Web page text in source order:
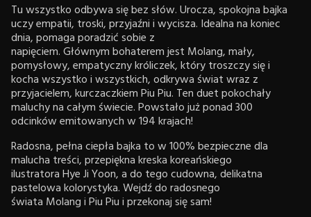
Tu wszystko odbywa się bez słów. Urocza, spokojna bajka
uczy empatii, troski, przyjaźni i wycisza. Idealna na koniec
dnia, pomaga poradzić sobie z
napięciem. Głównym bohaterem jest Molang, mały,
pomysłowy, empatyczny króliczek, który troszczy się i
kocha wszystko i wszystkich, odkrywa świat wraz z
przyjacielem, kurczaczkiem Piu Piu. Ten duet pokochały
maluchy na całym świecie. Powstało już ponad 300
odcinków emitowanych w 194 krajach!
Radosna, pełna ciepła bajka to w 100% bezpieczne dla
malucha treści, przepiękna kreska koreańskiego
ilustratora Hye Ji Yoon, a do tego cudowna, delikatna
pastelowa kolorystyka. Wejdź do radosnego
świata Molang i Piu Piu i przekonaj się sam!